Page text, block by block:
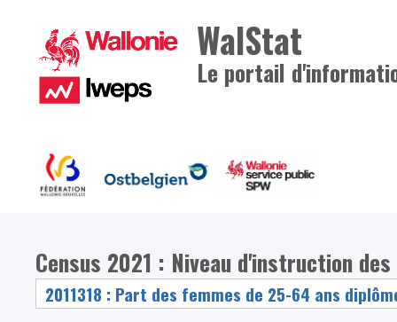
WalStat
Le portail
Census 2021 : Niveau d'instruction